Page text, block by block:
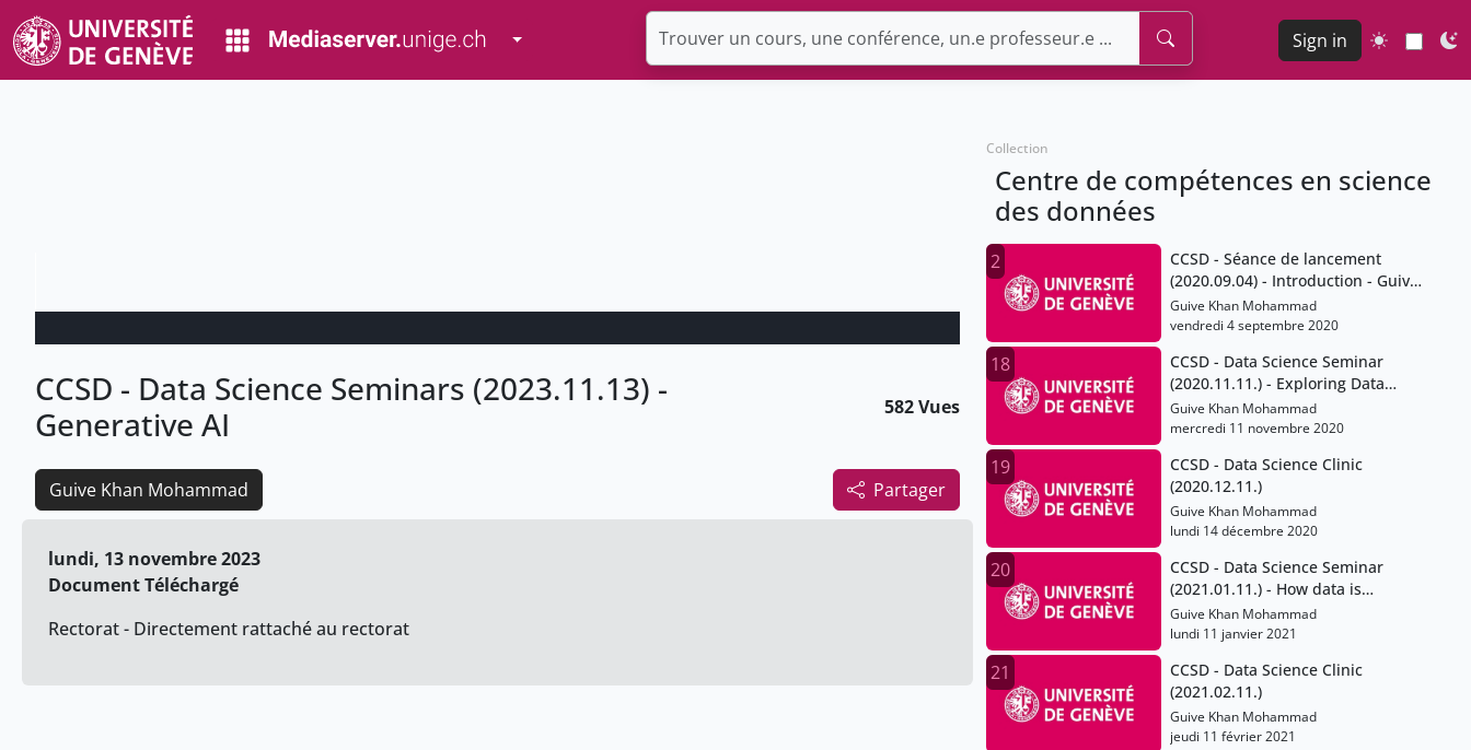
Toggle Dropdown Sign in
CCSD - Data Science Seminars (2023.11.13) -
Generative AI
582 Vues
Partager
Guive Khan Mohammad
lundi, 13 novembre 2023
Document Téléchargé
Rectorat - Directement rattaché au rectorat
Collection
Centre de compétences en science
des données
2
CCSD - Séance de lancement
(2020.09.04) - Introduction - Guive
Khan.mp4
Guive Khan Mohammad
vendredi 4 septembre 2020
18
CCSD - Data Science Seminar
(2020.11.11.) - Exploring Data
Quality
Guive Khan Mohammad
mercredi 11 novembre 2020
19
CCSD - Data Science Clinic
(2020.12.11.)
Guive Khan Mohammad
lundi 14 décembre 2020
20
CCSD - Data Science Seminar
(2021.01.11.) - How data is
powering more open and
collaborative forms of science
Guive Khan Mohammad
lundi 11 janvier 2021
21
CCSD - Data Science Clinic
(2021.02.11.)
Guive Khan Mohammad
jeudi 11 février 2021